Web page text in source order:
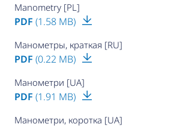
Manometry [PL]
PDF (1.58 MB)
Манометры, краткая [RU]
PDF (0.22 MB)
Манометри [UA]
PDF (1.91 MB)
Манометри, коротка [UA]